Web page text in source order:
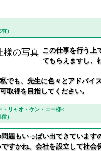
）
リャオ・ケン・ニー様<
）
この仕事を行う上
てもらえますし、
でも、先生に色々とアドバイ
取得を目指してください。
題もいっぱい出てきています
ですかね。会社を設立して社会